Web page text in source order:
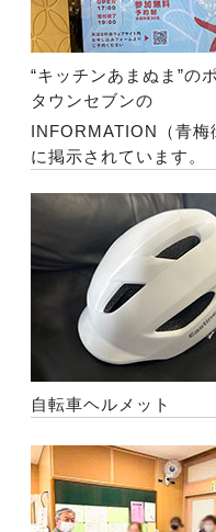
“キッチンあまぬま”の
タウンセブンの
INFORMATION（青梅
に掲示されています。
自転車ヘルメット